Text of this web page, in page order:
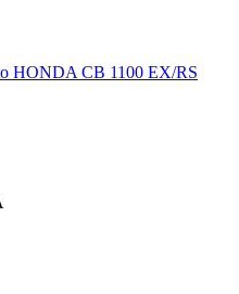
HONDA CB 1100 EX/RS